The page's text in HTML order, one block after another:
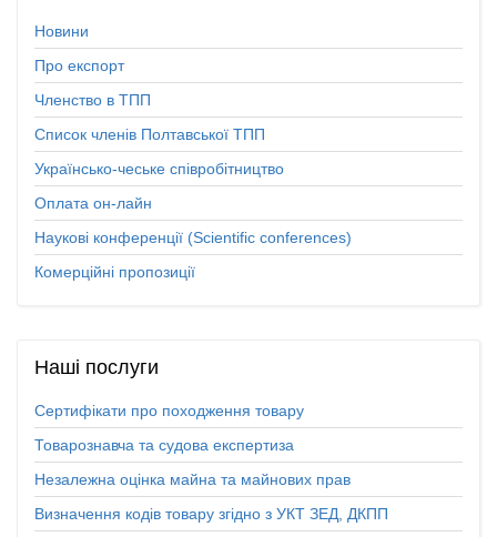
Новини
Про експорт
Членство в ТПП
Список членів Полтавської ТПП
Українсько-чеське співробітництво
Оплата он-лайн
Наукові конференції (Scientific conferences)
Комерційні пропозиції
Наші послуги
Сертифікати про походження товару
Товарознавча та судова експертиза
Незалежна оцінка майна та майнових прав
Визначення кодів товару згідно з УКТ ЗЕД, ДКПП